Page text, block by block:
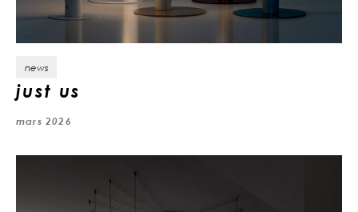
news
just us
mars 2026